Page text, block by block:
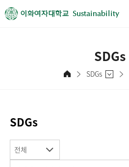
Sustainability
SDGs
SDGs
SDGs
전체